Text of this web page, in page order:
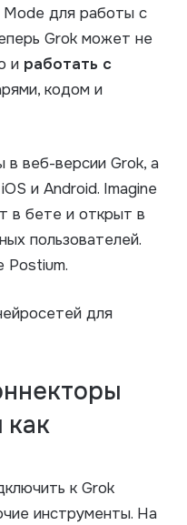
для работы с
Grok может не
и работать с
кодом и
веб-версии Grok, а
и Android. Imagine
в бете и открыт в
пользователей.
Postium.
для
как
к Grok
инструменты. На